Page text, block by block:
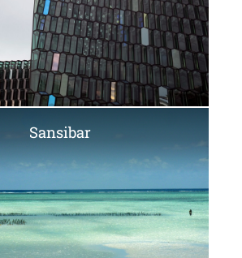
Sansibar